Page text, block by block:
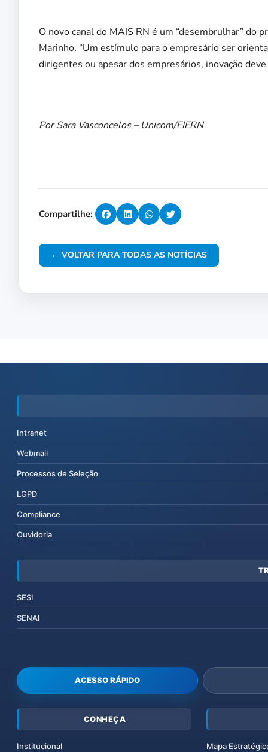
O novo canal do MAIS RN é um “desembrulhar” do
Marinho. “Um estímulo para o empresário ser
dirigentes ou apesar dos empresários, inovação
Por Sara Vasconcelos – Unicom/FIERN
Compartilhe:
← VOLTAR PARA TODAS AS NOTÍCIAS
Intranet
Webmail
Processos de Seleção
LGPD
Compliance
Ouvidoria
SESI
SENAI
ACESSO RÁPIDO
CONHEÇA
Institucional Mapa